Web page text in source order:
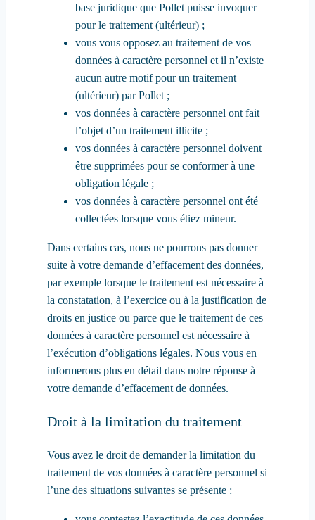
base juridique que Pollet puisse invoquer
pour le traitement (ultérieur) ;
vous vous opposez au traitement de vos
données à caractère personnel et il n’existe
aucun autre motif pour un traitement
(ultérieur) par Pollet ;
vos données à caractère personnel ont fait
l’objet d’un traitement illicite ;
vos données à caractère personnel doivent
être supprimées pour se conformer à une
obligation légale ;
vos données à caractère personnel ont été
collectées lorsque vous étiez mineur.
Dans certains cas, nous ne pourrons pas donner
suite à votre demande d’effacement des données,
par exemple lorsque le traitement est nécessaire à
la constatation, à l’exercice ou à la justification de
droits en justice ou parce que le traitement de ces
données à caractère personnel est nécessaire à
l’exécution d’obligations légales. Nous vous en
informerons plus en détail dans notre réponse à
votre demande d’effacement de données.
Droit à la limitation du traitement
Vous avez le droit de demander la limitation du
traitement de vos données à caractère personnel si
l’une des situations suivantes se présente :